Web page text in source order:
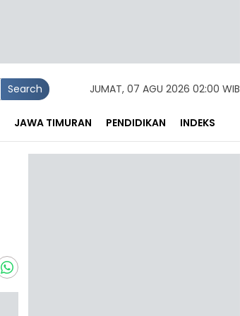
Search JUMAT, 07 AGU 2026 02:00 WIB
JAWA TIMURAN PENDIDIKAN INDEKS